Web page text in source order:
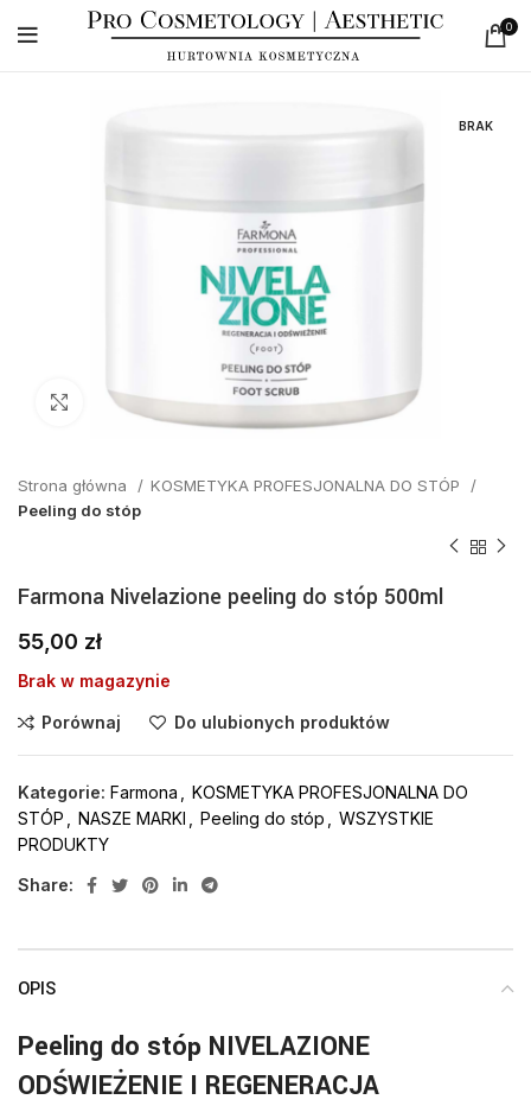
0
BRAK
Click to enlarge
Strona główna
KOSMETYKA PROFESJONALNA DO STÓP
Peeling do stóp
Farmona Nivelazione peeling do stóp 500ml
55,00 zł
Brak w magazynie
Porównaj Do ulubionych produktów
Kategorie: Farmona
KOSMETYKA PROFESJONALNA DO
STÓP
NASZE MARKI Peeling do stóp
WSZYSTKIE
PRODUKTY
Share:
OPIS
Peeling do stóp NIVELAZIONE
ODŚWIEŻENIE I REGENERACJA